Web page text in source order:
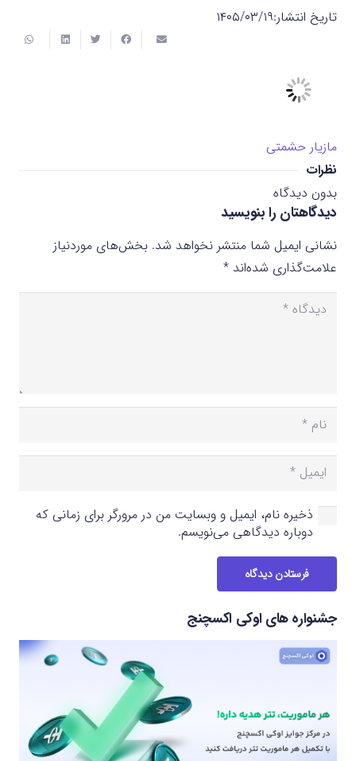
تاریخ انتشار:۱۴۰۵/۰۳/۱۹
مازیار حشمتی
نظرات
بدون دیدگاه
دیدگاهتان را بنویسید
نشانی ایمیل شما منتشر نخواهد شد. بخش‌های موردنیاز
علامت‌گذاری شده‌اند *
ذخیره نام، ایمیل و وبسایت من در مرورگر برای زمانی که
دوباره دیدگاهی می‌نویسم.
فرستادن دیدگاه
جشنواره های اوکی اکسچنج